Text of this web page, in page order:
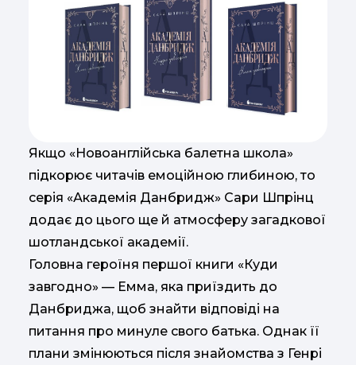
Якщо «Новоанглійська балетна школа»
підкорює читачів емоційною глибиною, то
серія «Академія Данбридж» Сари Шпрінц
додає до цього ще й атмосферу загадкової
шотландської академії.
Головна героїня першої книги «Куди
завгодно» — Емма, яка приїздить до
Данбриджа, щоб знайти відповіді на
питання про минуле свого батька. Однак її
плани змінюються після знайомства з Генрі